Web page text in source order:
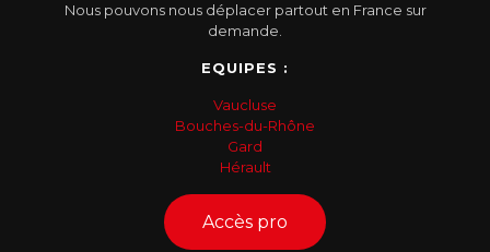
Nous pouvons nous déplacer partout en France sur
demande.
EQUIPES :
Vaucluse
Bouches-du-Rhône
Gard
Hérault
Accès pro